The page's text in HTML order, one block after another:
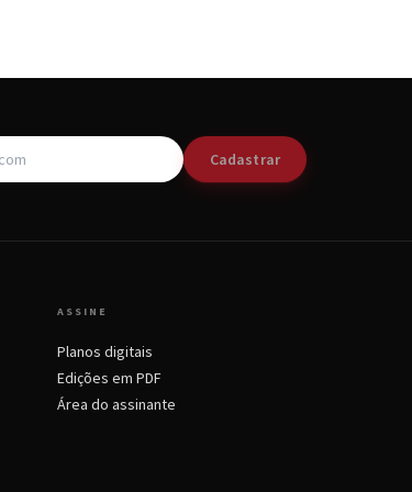
Cadastrar
ASSINE
Planos digitais
Edições em PDF
Área do assinante